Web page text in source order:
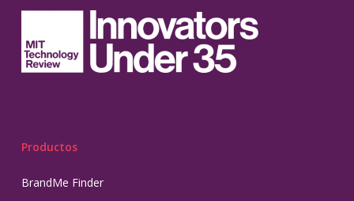
Productos
BrandMe Finder